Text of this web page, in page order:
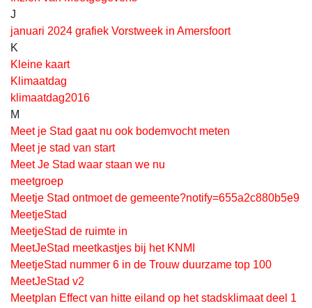
J
januari 2024 grafiek Vorstweek in Amersfoort
K
Kleine kaart
Klimaatdag
klimaatdag2016
M
Meet je Stad gaat nu ook bodemvocht meten
Meet je stad van start
Meet Je Stad waar staan we nu
meetgroep
Meetje Stad ontmoet de gemeente?notify=655a2c880b5e9
MeetjeStad
MeetjeStad de ruimte in
MeetJeStad meetkastjes bij het KNMI
MeetjeStad nummer 6 in de Trouw duurzame top 100
MeetJeStad v2
Meetplan Effect van hitte eiland op het stadsklimaat deel 1